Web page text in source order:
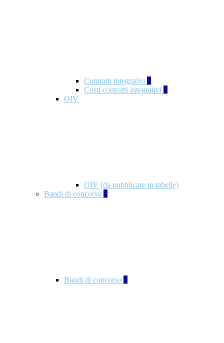
Contratti integrativi 3
Costi contratti integrativi 1
OIV
OIV (da pubblicare in tabelle)
Bandi di concorso 2
Bandi di concorso 2